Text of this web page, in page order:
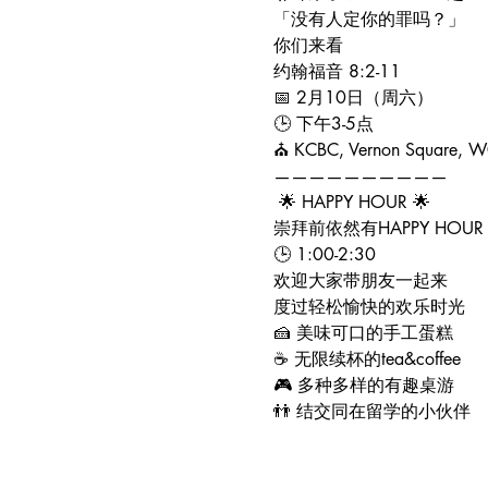
「没有人定你的罪吗？」
你们来看
约翰福音 8:2-11
📅 2月10日（周六）
🕒 下午3-5点
⛪️ KCBC, Vernon Square,
——————————
🌟 HAPPY HOUR 🌟
崇拜前依然有HAPPY HOUR
🕒 1:00-2:30
欢迎大家带朋友一起来
度过轻松愉快的欢乐时光
🍰 美味可口的手工蛋糕
☕️ 无限续杯的tea&coffee
🎮 多种多样的有趣桌游
👬 结交同在留学的小伙伴